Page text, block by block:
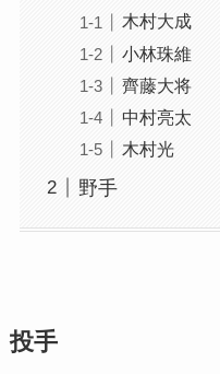
木村大成
小林珠維
齊藤大将
中村亮太
木村光
野手
投手